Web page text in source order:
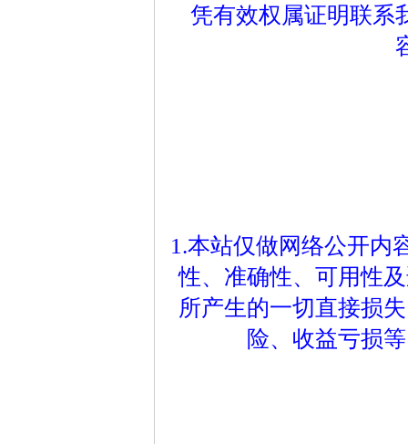
凭有效权属证明联系
1.本站仅做网络公开内
性、准确性、可用性
所产生的一切直接损
险、收益亏损